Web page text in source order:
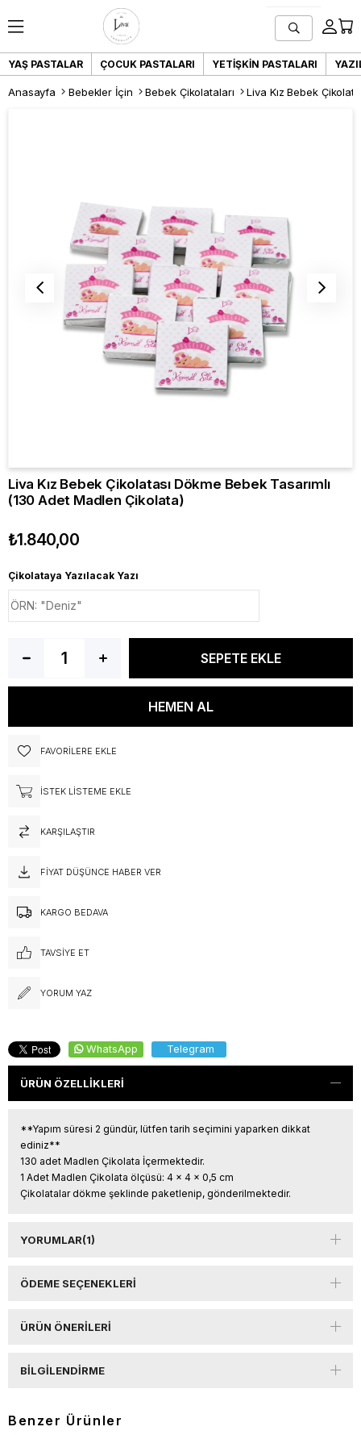
YAŞ PASTALAR ÇOCUK PASTALARI YETIŞKIN PASTALARI
Anasayfa Bebekler İçin Bebek Çikolataları
Liva Kız Bebek Çikolatası Dökme Bebek Tasarımlı
(130 Adet Madlen Çikolata)
₺1.840,00
Çikolataya Yazılacak Yazı
FAVORILERE EKLE
İSTEK LISTEME EKLE
KARŞILAŞTIR
FIYAT DÜŞÜNCE HABER VER
KARGO BEDAVA
TAVSIYE ET
YORUM YAZ
WhatsApp Telegram
ÜRÜN ÖZELLIKLERI
**Yapım süresi 2 gündür, lütfen tarih seçimini yaparken dikkat
ediniz**
130 adet Madlen Çikolata İçermektedir.
1 Adet Madlen Çikolata ölçüsü: 4 x 4 x 0,5 cm
Çikolatalar dökme şeklinde paketlenip, gönderilmektedir.
YORUMLAR(1)
ÖDEME SEÇENEKLERI
ÜRÜN ÖNERILERI
BILGILENDIRME
Benzer Ürünler